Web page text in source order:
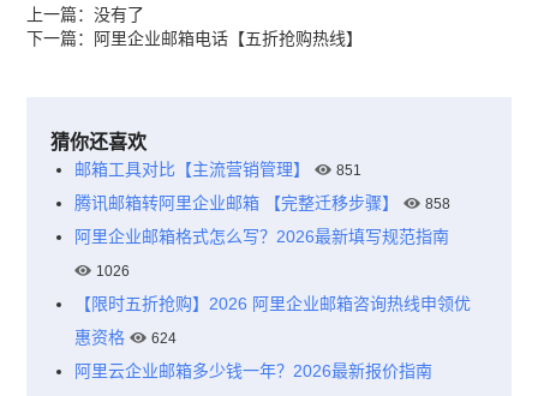
上一篇：没有了
下一篇：
阿里企业邮箱电话【五折抢购热线】
猜你还喜欢
邮箱工具对比【主流营销管理】 851
腾讯邮箱转阿里企业邮箱 【完整迁移步骤】 858
阿里企业邮箱格式怎么写？2026最新填写规范指南
1026
【限时五折抢购】2026 阿里企业邮箱咨询热线申领优
惠资格
624
阿里云企业邮箱多少钱一年？2026最新报价指南